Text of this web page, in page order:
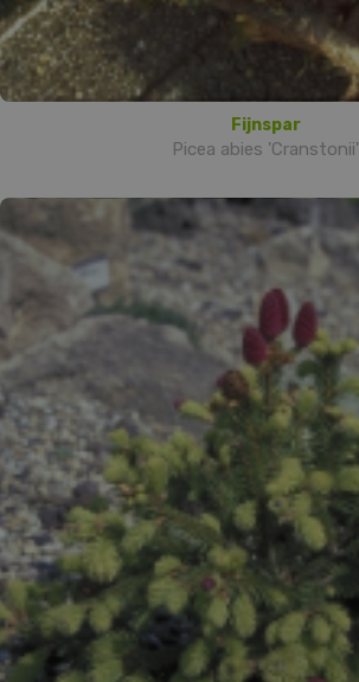
Fijnspar
Picea abies 'Cranstonii'